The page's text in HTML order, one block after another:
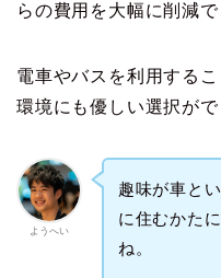
らの費用を大幅に削減で
電車やバスを利用する
環境にも優しい選択がで
ようへい
趣味が車と
に住むかた
ね。